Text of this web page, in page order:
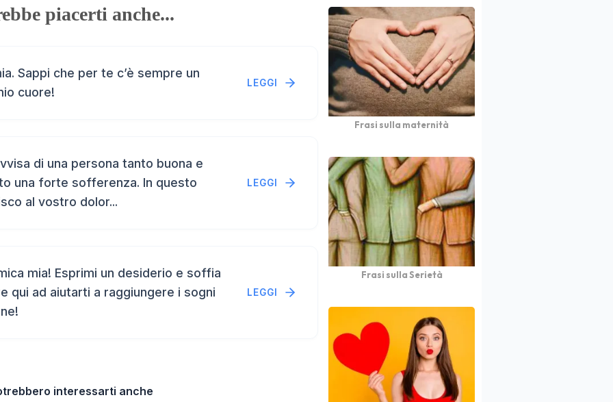
piacerti anche...
Sappi che per te c’è sempre un
cuore!
LEGGI
di una persona tanto buona e
una forte sofferenza. In questo
al vostro dolor...
LEGGI
mia! Esprimi un desiderio e soffia
qui ad aiutarti a raggiungere i sogni
LEGGI
interessarti anche
Frasi sulla maternità
Frasi sulla Serietà